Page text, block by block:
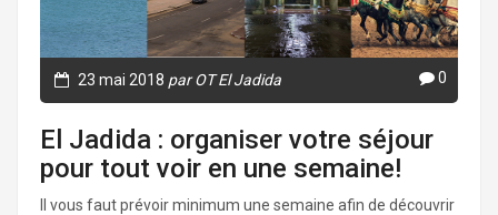
23 mai 2018 par OT El Jadida 0
El Jadida : organiser votre séjour
pour tout voir en une semaine!
Il vous faut prévoir minimum une semaine afin de découvrir